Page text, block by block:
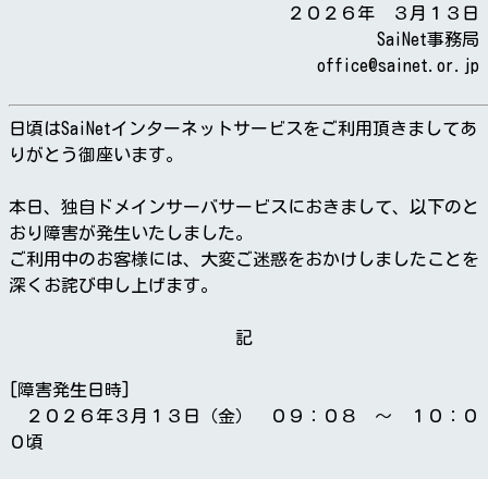
２０２６年 ３月１３日
SaiNet事務局
office@sainet.or.jp
日頃はSaiNetインターネットサービスをご利用頂きましてあ
りがとう御座います。
本日、独自ドメインサーバサービスにおきまして、以下のと
おり障害が発生いたしました。
ご利用中のお客様には、大変ご迷惑をおかけしましたことを
深くお詫び申し上げます。
記
[障害発生日時]
２０２６年３月１３日（金） ０９：０８ ～ １０：０
０頃